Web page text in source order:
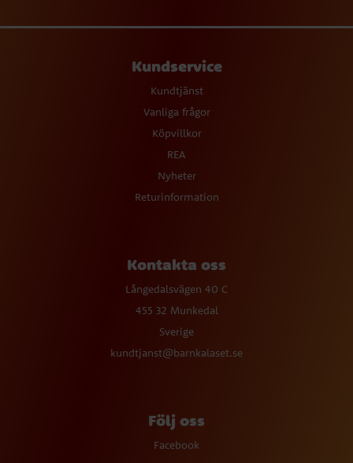
Kundservice
Kundtjänst
Vanliga frågor
Köpvillkor
REA
Nyheter
Returinformation
Kontakta oss
Långedalsvägen 40 C
455 32 Munkedal
Sverige
kundtjanst@barnkalaset.se
Följ oss
Facebook